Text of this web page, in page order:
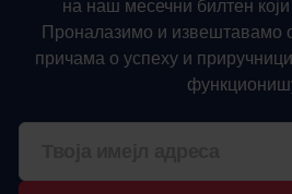
на наш месечни билтен
Проналазимо и извештавамо о
причама о успеху и